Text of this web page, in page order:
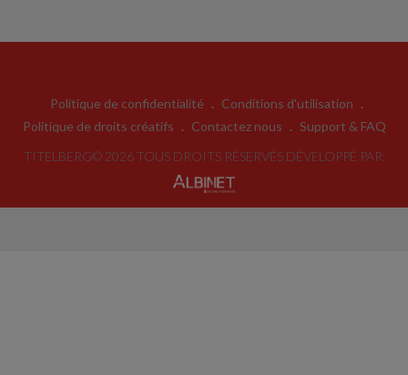
Politique de confidentialité . Conditions d'utilisation .
Politique de droits créatifs . Contactez nous . Support & FAQ
TITELBERG© 2026 TOUS DROITS RÉSERVÉS DÉVELOPPÉ PAR: